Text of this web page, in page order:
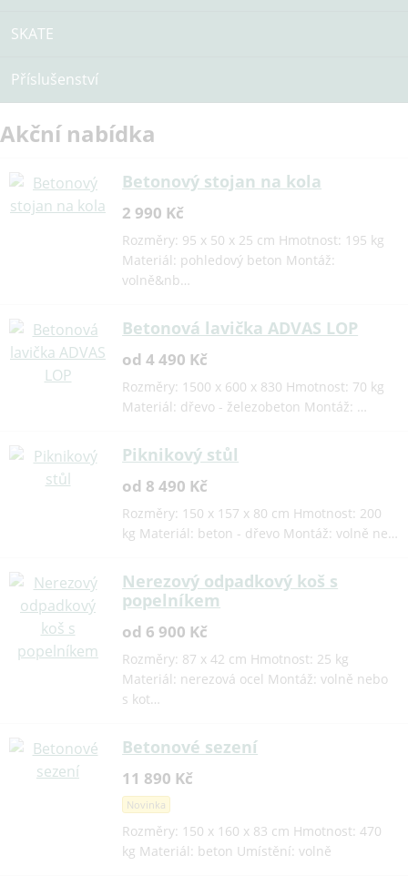
SKATE
Příslušenství
Akční nabídka
Betonový stojan na kola
2 990 Kč
Rozměry: 95 x 50 x 25 cm Hmotnost: 195 kg
Materiál: pohledový beton Montáž:
volně&nb…
Betonová lavička ADVAS LOP
od 4 490 Kč
Rozměry: 1500 x 600 x 830 Hmotnost: 70 kg
Materiál: dřevo - železobeton Montáž: …
Piknikový stůl
od 8 490 Kč
Rozměry: 150 x 157 x 80 cm Hmotnost: 200
kg Materiál: beton - dřevo Montáž: volně ne…
Nerezový odpadkový koš s
popelníkem
od 6 900 Kč
Rozměry: 87 x 42 cm Hmotnost: 25 kg
Materiál: nerezová ocel Montáž: volně nebo
s kot…
Betonové sezení
11 890 Kč
Novinka
Rozměry: 150 x 160 x 83 cm Hmotnost: 470
kg Materiál: beton Umístění: volně